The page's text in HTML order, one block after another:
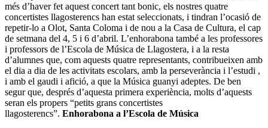
més d’haver fet aquest concert tant bonic, els nostres quatre
concertistes llagosterencs han estat seleccionats, i tindran l’ocasió de
repetir-lo a Olot, Santa Coloma i de nou a la Casa de Cultura, el cap
de setmana del 4, 5 i 6 d’abril. L’enhorabona també a les professores
i professors de l’Escola de Música de Llagostera, i a la resta
d’alumnes que, com aquests quatre representants, contribueixen amb
el dia a dia de les activitats escolars, amb la perseverància i l’estudi ,
i amb el gaudi i afició, a que la Música guanyi adeptes. De ben
segur que, després d’aquesta primera experiència, molts d’aquests
seran els propers “petits grans concertistes
llagosterencs”. Enhorabona a l’Escola de Música